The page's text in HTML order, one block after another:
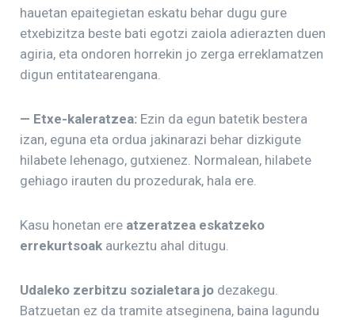
hauetan epaitegietan eskatu behar dugu gure
etxebizitza beste bati egotzi zaiola adierazten duen
agiria, eta ondoren horrekin jo zerga erreklamatzen
digun entitatearengana.
— Etxe-kaleratzea: Ezin da egun batetik bestera
izan, eguna eta ordua jakinarazi behar dizkigute
hilabete lehenago, gutxienez. Normalean, hilabete
gehiago irauten du prozedurak, hala ere.
Kasu honetan ere atzeratzea eskatzeko
errekurtsoak aurkeztu ahal ditugu.
Udaleko zerbitzu sozialetara jo dezakegu.
Batzuetan ez da tramite atseginena, baina lagundu